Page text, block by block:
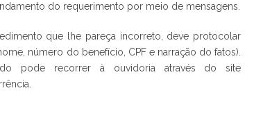
do requerimento por meio de mensagens.
que lhe pareça incorreto, deve protocolar
número do benefício, CPF e narração do fatos).
pode recorrer à ouvidoria através do site